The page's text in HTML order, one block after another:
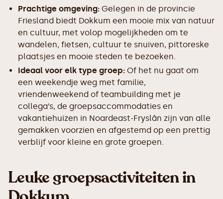
Prachtige omgeving: Gelegen in de provincie
Friesland biedt Dokkum een mooie mix van natuur
en cultuur, met volop mogelijkheden om te
wandelen, fietsen, cultuur te snuiven, pittoreske
plaatsjes en mooie steden te bezoeken.
Ideaal voor elk type groep: Of het nu gaat om
een weekendje weg met familie,
vriendenweekend of teambuilding met je
collega’s, de groepsaccommodaties en
vakantiehuizen in Noardeast-Fryslân zijn van alle
gemakken voorzien en afgestemd op een prettig
verblijf voor kleine en grote groepen.
Leuke groepsactiviteiten in